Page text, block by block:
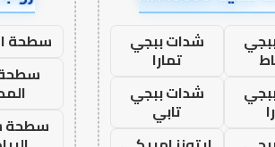
شدات ببجي
تمارا
شدات ببجي
تابي
سطحة
سطحة